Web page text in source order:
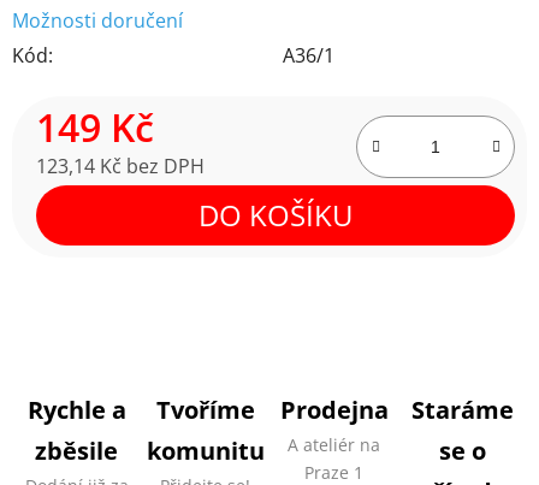
Možnosti doručení
Kód:
A36/1
149 Kč
123,14 Kč bez DPH
Měrná cena:
DO KOŠÍKU
Rychle a
zběsile
Tvoříme
komunitu
Prodejna
A ateliér na
Praze 1
Staráme
se o